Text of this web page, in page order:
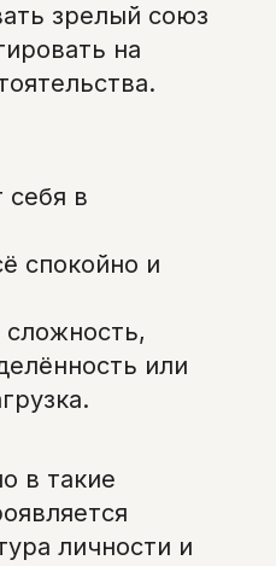
зрелый союз
на
себя в
спокойно и
сложность,
или
в такие
личности и